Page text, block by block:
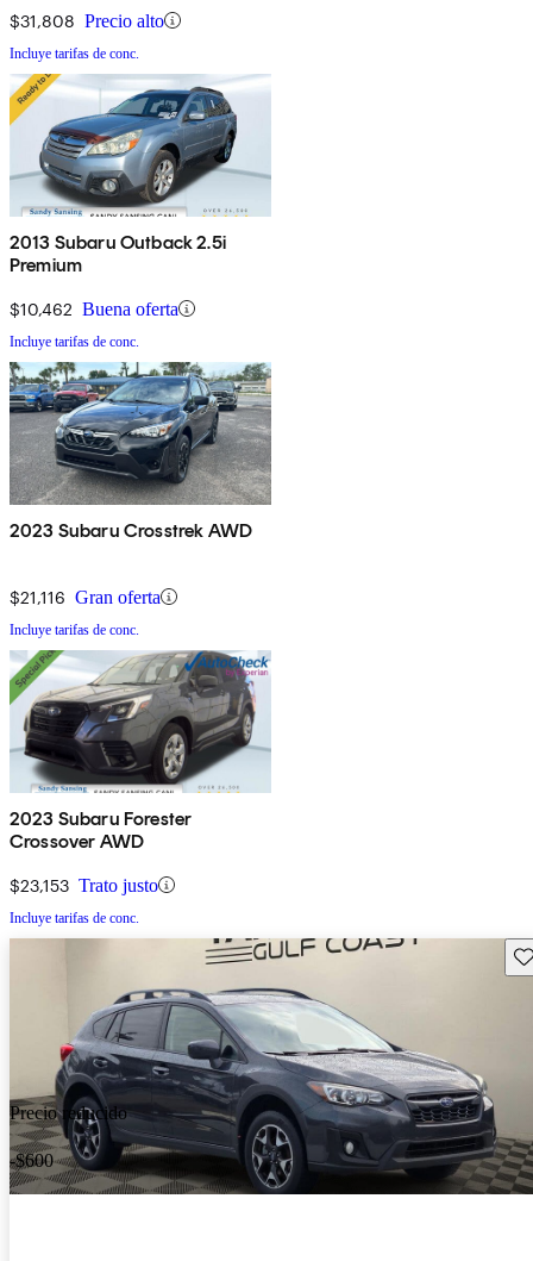
$31,808 Precio alto
Incluye tarifas de conc.
2013 Subaru Outback 2.5i
Premium
$10,462 Buena oferta
Incluye tarifas de conc.
2023 Subaru Crosstrek AWD
$21,116 Gran oferta
Incluye tarifas de conc.
2023 Subaru Forester
Crossover AWD
$23,153 Trato justo
Incluye tarifas de conc.
Precio reducido
-$600